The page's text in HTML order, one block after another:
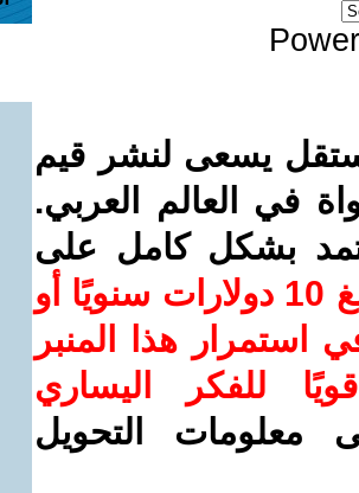
يسعى لنشر قيم
في العالم العربي.
بشكل كامل على
ساهم/ي معنا! بدعمكم بمبلغ 10 دولارات سنويًا أو
استمرار هذا المنبر
للفكر اليساري
معلومات التحويل